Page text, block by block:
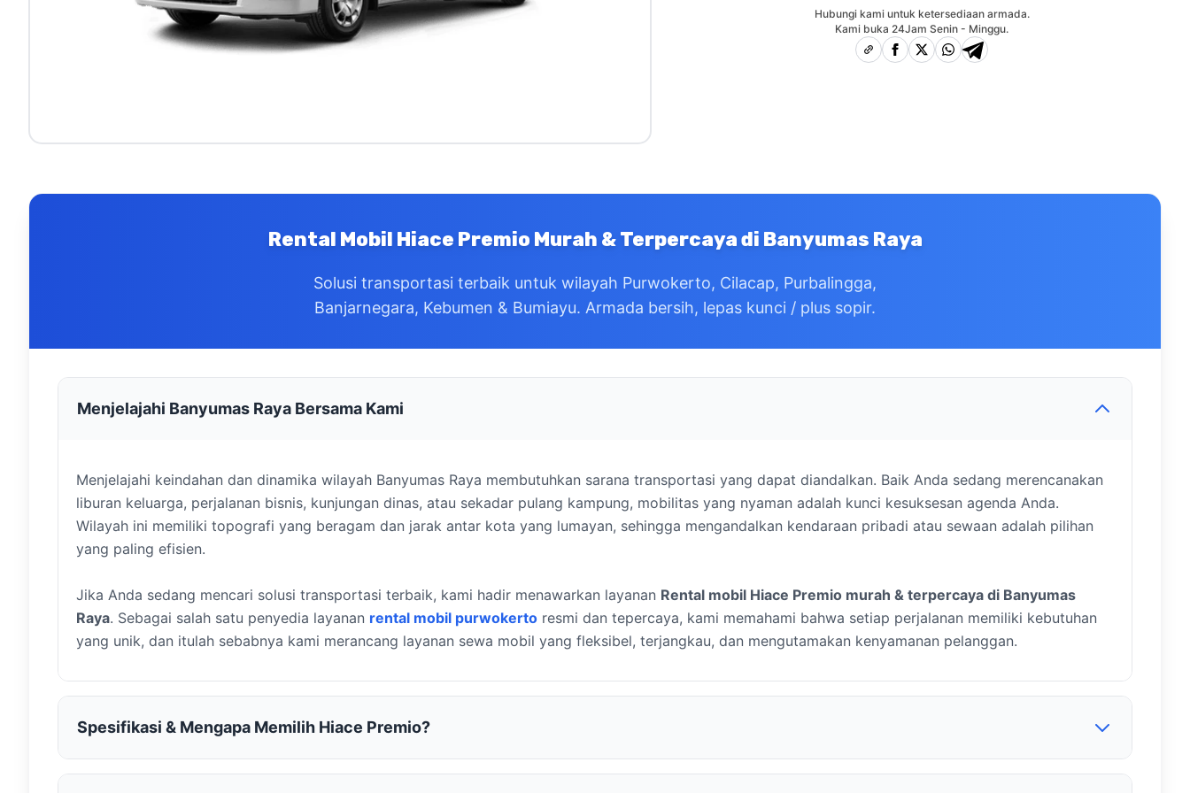
Hubungi kami untuk ketersediaan armada.
Kami buka 24Jam Senin - Minggu.
Rental Mobil Hiace Premio Murah & Terpercaya di Banyumas Raya
Solusi transportasi terbaik untuk wilayah Purwokerto, Cilacap, Purbalingga,
Banjarnegara, Kebumen & Bumiayu. Armada bersih, lepas kunci / plus sopir.
Menjelajahi Banyumas Raya Bersama Kami
Menjelajahi keindahan dan dinamika wilayah Banyumas Raya membutuhkan sarana transportasi yang dapat diandalkan. Baik Anda sedang merencanakan
liburan keluarga, perjalanan bisnis, kunjungan dinas, atau sekadar pulang kampung, mobilitas yang nyaman adalah kunci kesuksesan agenda Anda.
Wilayah ini memiliki topografi yang beragam dan jarak antar kota yang lumayan, sehingga mengandalkan kendaraan pribadi atau sewaan adalah pilihan
yang paling efisien.
Jika Anda sedang mencari solusi transportasi terbaik, kami hadir menawarkan layanan Rental mobil Hiace Premio murah & terpercaya di Banyumas
Raya. Sebagai salah satu penyedia layanan rental mobil purwokerto resmi dan tepercaya, kami memahami bahwa setiap perjalanan memiliki kebutuhan
yang unik, dan itulah sebabnya kami merancang layanan sewa mobil yang fleksibel, terjangkau, dan mengutamakan kenyamanan pelanggan.
Spesifikasi & Mengapa Memilih Hiace Premio?